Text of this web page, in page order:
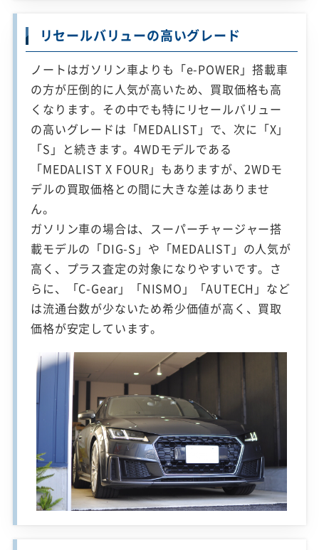
リセールバリューの高いグレード
ノートはガソリン車よりも「e-POWER」搭載車
の方が圧倒的に人気が高いため、買取価格も高
くなります。その中でも特にリセールバリュー
の高いグレードは「MEDALIST」で、次に「X」
「S」と続きます。4WDモデルである
「MEDALIST X FOUR」もありますが、2WDモ
デルの買取価格との間に大きな差はありませ
ん。
ガソリン車の場合は、スーパーチャージャー搭
載モデルの「DIG-S」や「MEDALIST」の人気が
高く、プラス査定の対象になりやすいです。さ
らに、「C-Gear」「NISMO」「AUTECH」など
は流通台数が少ないため希少価値が高く、買取
価格が安定しています。